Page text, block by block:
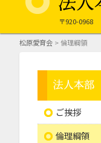
〒920-0968
松原愛育会 > 倫理綱領
ご挨拶
倫理綱領